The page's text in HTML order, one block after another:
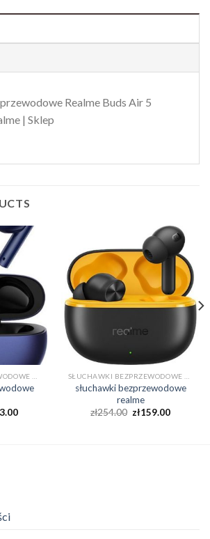
Realme Buds Air 5
| Sklep
słuchawki bezprzewodowe
realme
zł254.00 zł159.00